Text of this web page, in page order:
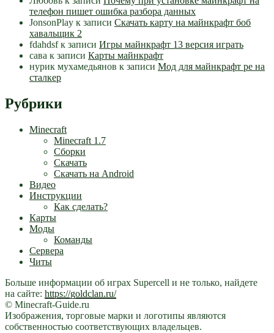
телефон пишет ошибка разбора данных
JonsonPlay к записи Скачать карту на майнкрафт боб
хавальщик 2
fdahdsfк записи Игры майнкрафт 13 версия играть
сава к записи Карты майнкрафт
нурик мухамедьянов к записи Мод для майнкрафт pe на
сталкер
Рубрики
Minecraft
Minecraft 1.7
Сборки
Скачать
Скачать на Android
Видео
Инструкции
Как сделать?
Карты
Моды
Команды
Сервера
Читы
Больше информации об играх Supercell и не только, найдете
на сайте: https://goldclan.ru/
© Minecraft-Guide.ru
Изображения, торговые марки и логотипы являются
собственностью соответствующих владельцев.